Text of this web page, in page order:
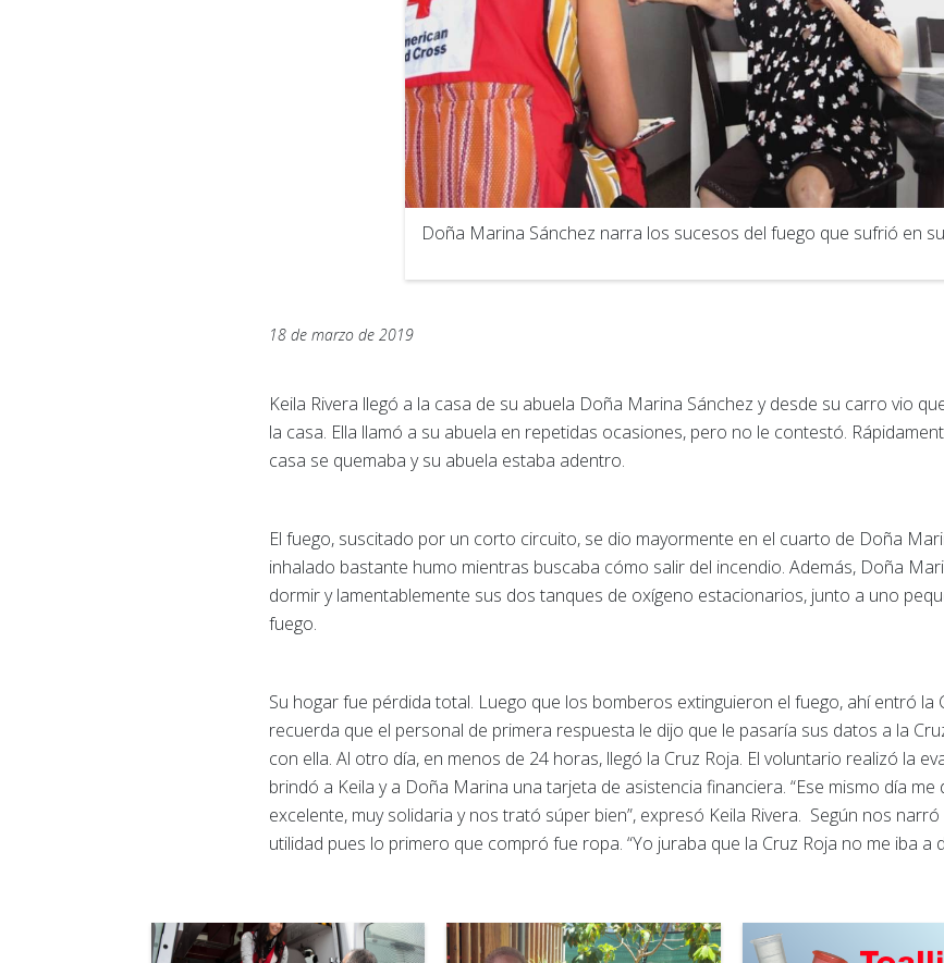
Doña Marina Sánchez narra los sucesos del fuego que sufrió en
18 de marzo de 2019
Keila Rivera llegó a la casa de su abuela Doña Marina Sánchez y desde su carro vio
la casa. Ella llamó a su abuela en repetidas ocasiones, pero no le contestó.
casa se quemaba y su abuela estaba adentro.
El fuego, suscitado por un corto circuito, se dio mayormente en el cuarto de Doña
inhalado bastante humo mientras buscaba cómo salir del incendio. Además, Doña
dormir y lamentablemente sus dos tanques de oxígeno estacionarios, junto a uno
fuego.
Su hogar fue pérdida total. Luego que los bomberos extinguieron el fuego, ahí entró la
recuerda que el personal de primera respuesta le dijo que le pasaría sus datos a la
con ella. Al otro día, en menos de 24 horas, llegó la Cruz Roja. El voluntario realizó la
brindó a Keila y a Doña Marina una tarjeta de asistencia financiera. “Ese mismo día
excelente, muy solidaria y nos trató súper bien”, expresó Keila Rivera. Según nos
utilidad pues lo primero que compró fue ropa. “Yo juraba que la Cruz Roja no me iba a